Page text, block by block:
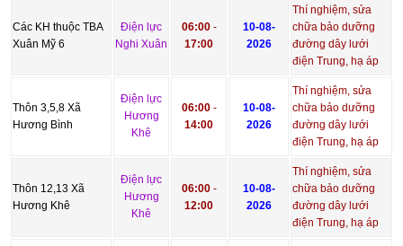
Các KH thuộc TBA
Xuân Mỹ 6
Điện lực
Nghi Xuân
06:00-
17:00
10-08-
2026
Thí nghiệm, sửa
chữa bảo dưỡng
đường dây lưới
điện Trung, hạ áp
Thôn 3,5,8 Xã
Hương Bình
Điện lực
Hương
Khê
06:00-
14:00
10-08-
2026
Thí nghiệm, sửa
chữa bảo dưỡng
đường dây lưới
điện Trung, hạ áp
Thôn 12,13 Xã
Hương Khê
Điện lực
Hương
Khê
06:00-
12:00
10-08-
2026
Thí nghiệm, sửa
chữa bảo dưỡng
đường dây lưới
điện Trung, hạ áp